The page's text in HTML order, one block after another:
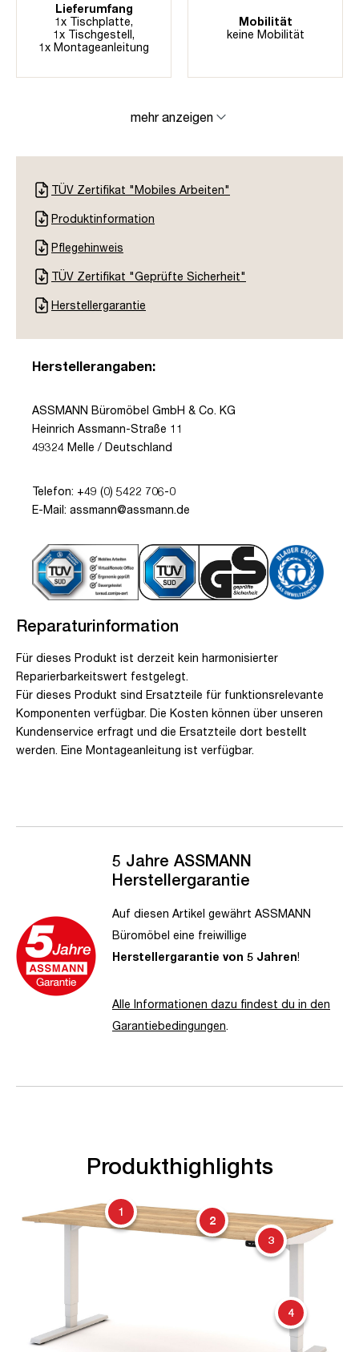
Lieferumfang
1x Tischplatte,
1x Tischgestell,
1x Montageanleitung
Mobilität
keine Mobilität
mehr anzeigen
TÜV Zertifikat "Mobiles Arbeiten"
Produktinformation
Pflegehinweis
TÜV Zertifikat "Geprüfte Sicherheit"
Herstellergarantie
Herstellerangaben:
ASSMANN Büromöbel GmbH & Co. KG
Heinrich Assmann-Straße 11
49324 Melle / Deutschland
Telefon: +49 (0) 5422 706-0
E-Mail: assmann@assmann.de
Reparaturinformation
Für dieses Produkt ist derzeit kein harmonisierter
Reparierbarkeitswert festgelegt.
Für dieses Produkt sind Ersatzteile für funktionsrelevante
Komponenten verfügbar. Die Kosten können über unseren
Kundenservice erfragt und die Ersatzteile dort bestellt
werden. Eine Montageanleitung ist verfügbar.
5 Jahre ASSMANN
Herstellergarantie
Auf diesen Artikel gewährt ASSMANN
Büromöbel eine freiwillige
Herstellergarantie von 5 Jahren!
Alle Informationen dazu findest du in den
Garantiebedingungen.
Produkthighlights
1
2
3
4